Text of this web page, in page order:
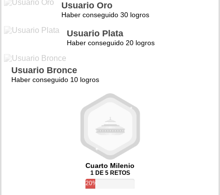
Usuario Oro
Haber conseguido 30 logros
Usuario Plata
Haber conseguido 20 logros
Usuario Bronce
Haber conseguido 10 logros
Cuarto Milenio
1 DE 5 RETOS
20%